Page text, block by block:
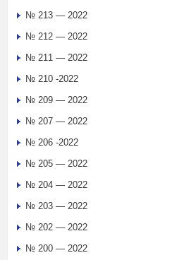
№ 213 — 2022
№ 212 — 2022
№ 211 — 2022
№ 210 -2022
№ 209 — 2022
№ 207 — 2022
№ 206 -2022
№ 205 — 2022
№ 204 — 2022
№ 203 — 2022
№ 202 — 2022
№ 200 — 2022